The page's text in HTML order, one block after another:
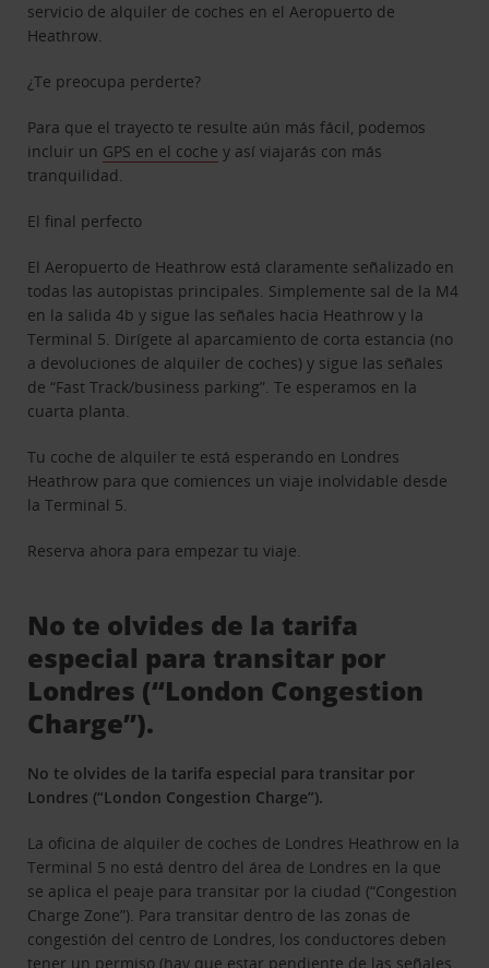
servicio de alquiler de coches en el Aeropuerto de
Heathrow.
¿Te preocupa perderte?
Para que el trayecto te resulte aún más fácil, podemos
incluir un GPS en el coche y así viajarás con más
tranquilidad.
El final perfecto
El Aeropuerto de Heathrow está claramente señalizado en
todas las autopistas principales. Simplemente sal de la M4
en la salida 4b y sigue las señales hacia Heathrow y la
Terminal 5. Dirígete al aparcamiento de corta estancia (no
a devoluciones de alquiler de coches) y sigue las señales
de “Fast Track/business parking”. Te esperamos en la
cuarta planta.
Tu coche de alquiler te está esperando en Londres
Heathrow para que comiences un viaje inolvidable desde
la Terminal 5.
Reserva ahora para empezar tu viaje.
No te olvides de la tarifa
especial para transitar por
Londres (“London Congestion
Charge”).
No te olvides de la tarifa especial para transitar por
Londres (“London Congestion Charge”).
La oficina de alquiler de coches de Londres Heathrow en la
Terminal 5 no está dentro del área de Londres en la que
se aplica el peaje para transitar por la ciudad (“Congestion
Charge Zone”). Para transitar dentro de las zonas de
congestión del centro de Londres, los conductores deben
tener un permiso (hay que estar pendiente de las señales